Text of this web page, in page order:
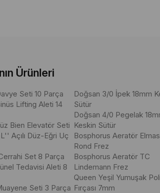
Ürünleri
Seti 10 Parça
Lifting Aleti 14
Bien Elevatör Seti
Açılı Düz-Eğri Uç
Set 8 Parça
Tedavisi Aleti 8
Seti 3 Parça
Doğsan 3/0 İpek 18mm
Sütür
Doğsan 4/0 Pegelak
Keskin Sütür
Bosphorus Aeratör Elmas
Rond Frez
Bosphorus Aeratör TC
Lindemann Frez
Queen Yeşil Yumuşak
Fırçası 7mm